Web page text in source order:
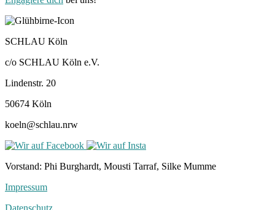
SCHLAU Köln
c/o SCHLAU Köln e.V.
Lindenstr. 20
50674 Köln
koeln@schlau.nrw
Vorstand: Phi Burghardt, Mousti Tarraf, Silke Mumme
Impressum
Datenschutz